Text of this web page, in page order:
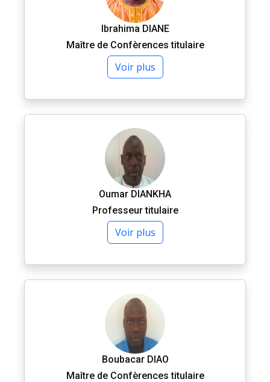
Ibrahima DIANE
Maître de Confèrences titulaire
Voir plus
Oumar DIANKHA
Professeur titulaire
Voir plus
Boubacar DIAO
Maître de Confèrences titulaire